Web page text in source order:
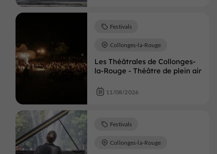
Les Théâtrales de Collonges-
la-Rouge - Théâtre de plein air
Festivals
Collonges-la-Rouge
11/08/2026
Festivals
Collonges-la-Rouge